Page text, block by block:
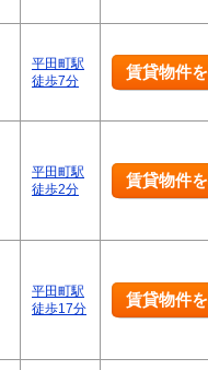
平田町駅
徒歩7分
賃貸物件
平田町駅
徒歩2分
賃貸物件
平田町駅
徒歩17分
賃貸物件